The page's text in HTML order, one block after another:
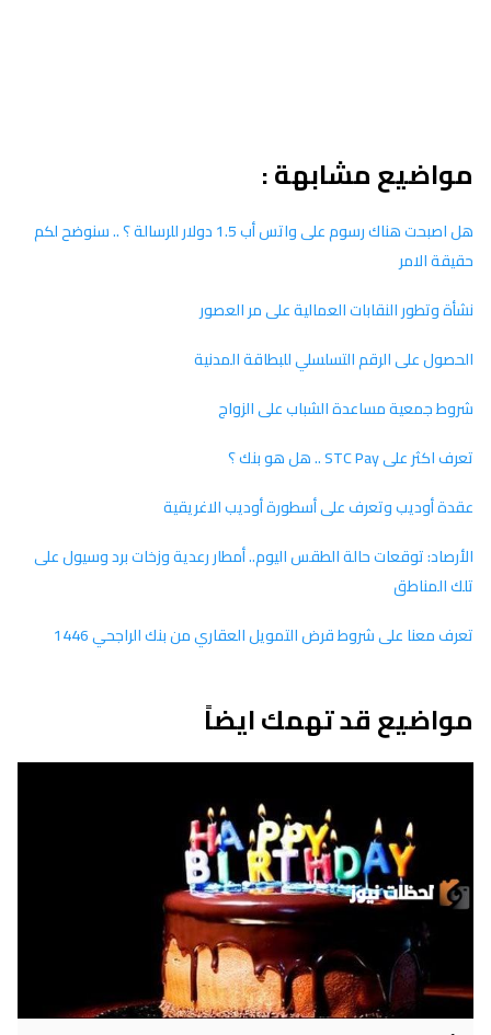
مواضيع مشابهة :
هل اصبحت هناك رسوم على واتس أب 1.5 دولار للرسالة ؟ .. سنوضح لكم
حقيقة الامر
نشأة وتطور النقابات العمالية على مر العصور
الحصول على الرقم التسلسلي للبطاقة المدنية
شروط جمعية مساعدة الشباب على الزواج
تعرف اكثر على STC Pay .. هل هو بنك ؟
عقدة أوديب وتعرف على أسطورة أوديب الاغريقية
الأرصاد: توقعات حالة الطقس اليوم.. أمطار رعدية وزخات برد وسيول على
تلك المناطق
تعرف معنا على شروط قرض التمويل العقاري من بنك الراجحي 1446
مواضيع قد تهمك ايضاً